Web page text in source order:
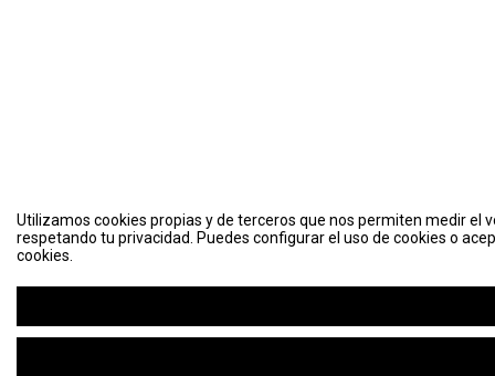
Utilizamos cookies propias y de terceros que nos permiten medir el
respetando tu privacidad. Puedes configurar el uso de cookies o
cookies.